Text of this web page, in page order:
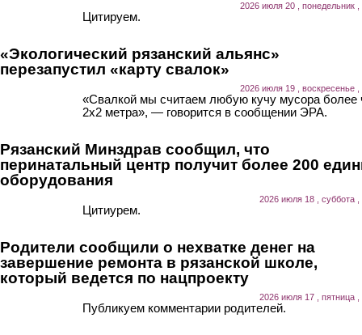
2026 июля 20 , понедельник ,
Цитируем.
«Экологический рязанский альянс»
перезапустил «карту свалок»
2026 июля 19 , воскресенье ,
«Свалкой мы считаем любую кучу мусора более
2х2 метра», — говорится в сообщении ЭРА.
Рязанский Минздрав сообщил, что
перинатальный центр получит более 200
оборудования
2026 июля 18 , суббота ,
Цитиурем.
Родители сообщили о нехватке денег на
завершение ремонта в рязанской школе,
который ведется по нацпроекту
2026 июля 17 , пятница ,
Публикуем комментарии родителей.